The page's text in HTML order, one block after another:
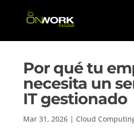
Por qué tu
necesita un
IT gestionado
Mar 31, 2026| Cloud